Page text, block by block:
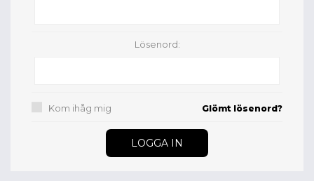
Lösenord:
Kom ihåg mig Glömt lösenord?